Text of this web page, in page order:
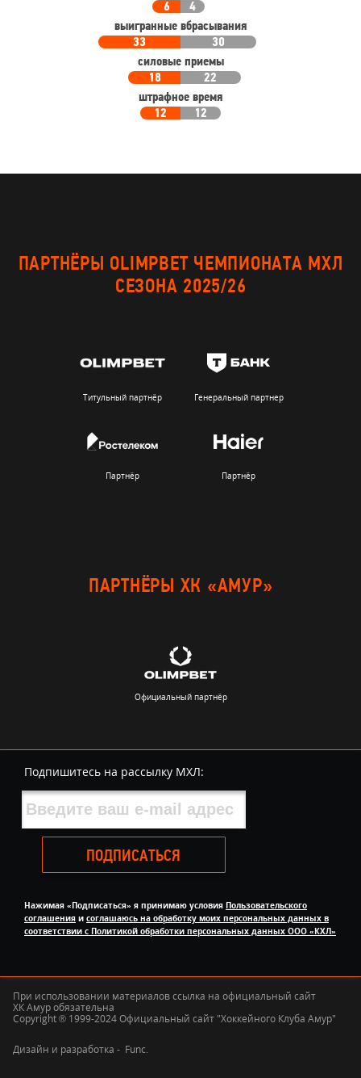
6
4
выигранные вбрасывания
33
30
силовые приемы
18
22
штрафное время
12
12
ПАРТНЁРЫ OLIMPBET ЧЕМПИОНАТА МХЛ
СЕЗОНА 2025/26
Титульный партнёр Генеральный партнер
Партнёр Партнёр
ПАРТНЁРЫ ХК «АМУР»
Официальный партнёр
Подпишитесь на рассылку МХЛ:
ПОДПИСАТЬСЯ
Нажимая «Подписаться» я принимаю условия Пользовательского
соглашения и соглашаюсь на обработку моих персональных данных в
соответствии с Политикой обработки персональных данных ООО «КХЛ»
При использовании материалов ссылка на официальный сайт
ХК Амур обязательна
Copyright ® 1999-2024 Официальный сайт "Хоккейного Клуба Амур"
Дизайн и разработка - Func.